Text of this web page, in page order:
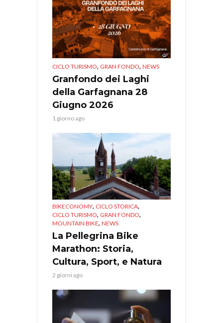
CICLO TURISMO, GRAN FONDO, NEWS
Granfondo dei Laghi
della Garfagnana 28
Giugno 2026
1 giorno ago
BIKECONOMY, CICLO STORICA,
CICLO TURISMO, GRAN FONDO,
MOUNTAIN BIKE, NEWS
La Pellegrina Bike
Marathon: Storia,
Cultura, Sport, e Natura
2 giorni ago